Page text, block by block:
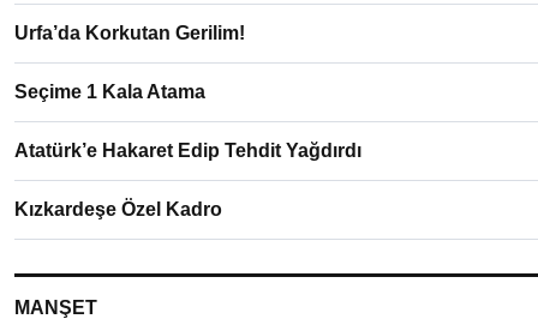
Urfa’da Korkutan Gerilim!
Seçime 1 Kala Atama
Atatürk’e Hakaret Edip Tehdit Yağdırdı
Kızkardeşe Özel Kadro
MANŞET